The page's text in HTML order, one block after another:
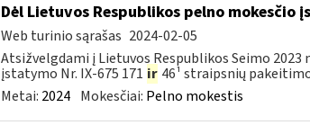
Dėl Lietuvos Respublikos pelno
Web turinio sąrašas 2024-02-05
Atsižvelgdami į Lietuvos Respublikos Seimo
įstatymo Nr. IX-675 171 ir 46¹ straipsnių
Metai: 2024 Mokesčiai: Pelno mokestis